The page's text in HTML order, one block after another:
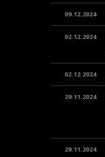
09.12.2024
02.12.2024
02.12.2024
29.11.2024
29.11.2024